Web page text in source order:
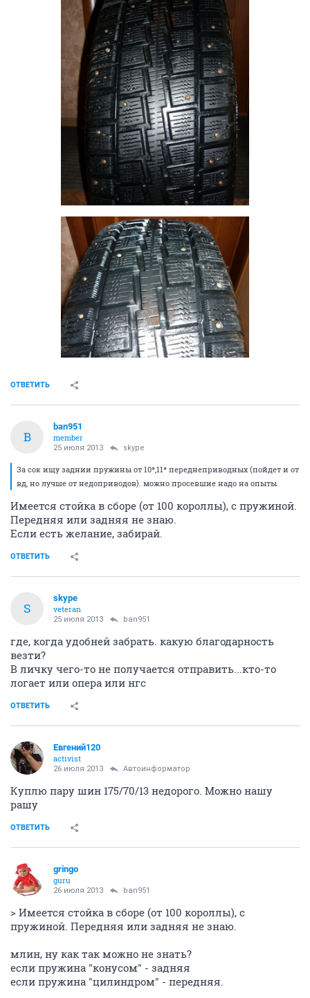
ОТВЕТИТЬ
B
ban951
member
25 июля 2013 skype
За сок ищу заднии пружины от 10*,11* переднеприводных (пойдет и от
вд, но лучше от недоприводов). можно просевшие надо на опыты.
Имеется стойка в сборе (от 100 короллы), с пружиной.
Передняя или задняя не знаю.
Если есть желание, забирай.
ОТВЕТИТЬ
S
skype
veteran
25 июля 2013 ban951
где, когда удобней забрать. какую благодарность
везти?
В личку чего-то не получается отправить...кто-то
логает или опера или нгс
ОТВЕТИТЬ
Евгений120
activist
26 июля 2013 Автоинформатор
Куплю пару шин 175/70/13 недорого. Можно нашу
рашу
ОТВЕТИТЬ
gringo
guru
26 июля 2013 ban951
> Имеется стойка в сборе (от 100 короллы), с
пружиной. Передняя или задняя не знаю.
млин, ну как так можно не знать?
если пружина "конусом" - задняя
если пружина "цилиндром" - передняя.